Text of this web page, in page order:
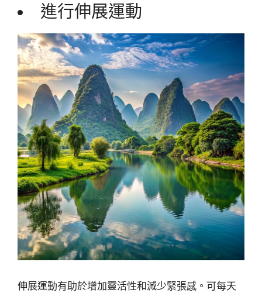
進行伸展運動
伸展運動有助於增加靈活性和減少緊張感。可每天